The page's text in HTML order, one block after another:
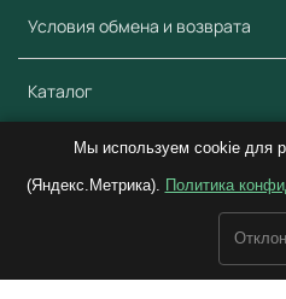
Условия обмена и возврата
Каталог
© 2018–2026 ООО «Учебный
Мы используем cookie для
(Яндекс.Метрика). Политика